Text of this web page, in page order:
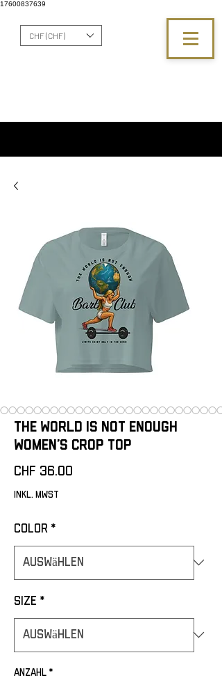
17600837639
CHF (CHF)
The World is not enough
Women’s crop top
CHF 36.00
inkl. MwSt
Color *
Size *
Anzahl *